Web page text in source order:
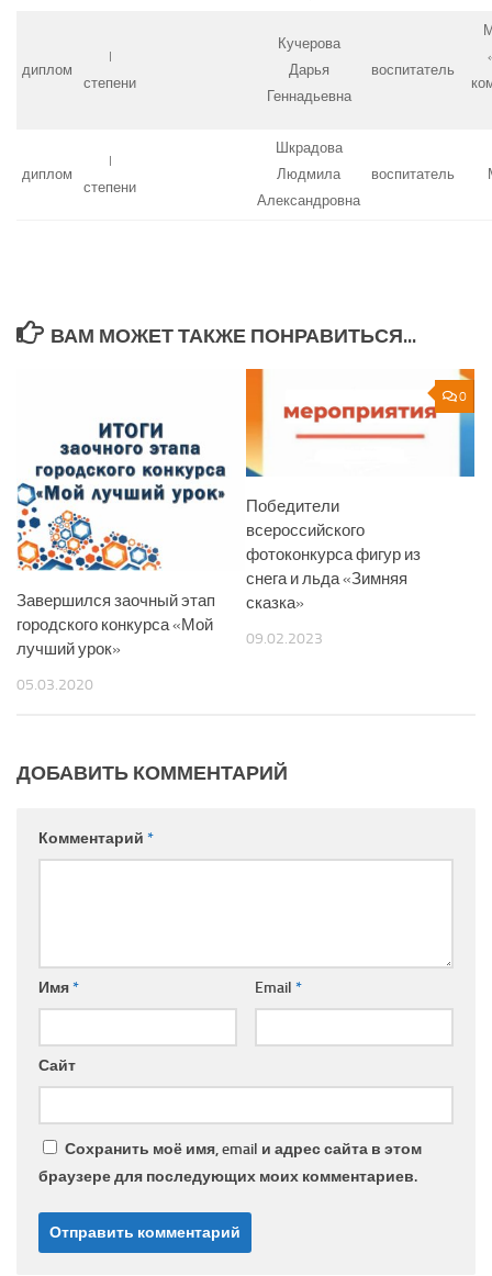
диплом
I
степени
Кучерова
Дарья
Геннадьевна
воспитатель
диплом
I
степени
Шкрадова
Людмила
Александровна
воспитатель
ВАМ МОЖЕТ ТАКЖЕ ПОНРАВИТЬСЯ...
Завершился заочный этап
городского конкурса «Мой
лучший урок»
05.03.2020
0
Победители
всероссийского
фотоконкурса фигур из
снега и льда «Зимняя
сказка»
09.02.2023
ДОБАВИТЬ КОММЕНТАРИЙ
Комментарий *
Имя* Email *
Сайт
Сохранить моё имя, email и адрес сайта в этом
браузере для последующих моих комментариев.